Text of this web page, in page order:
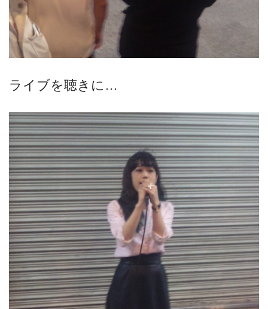
ライブを聴きに…